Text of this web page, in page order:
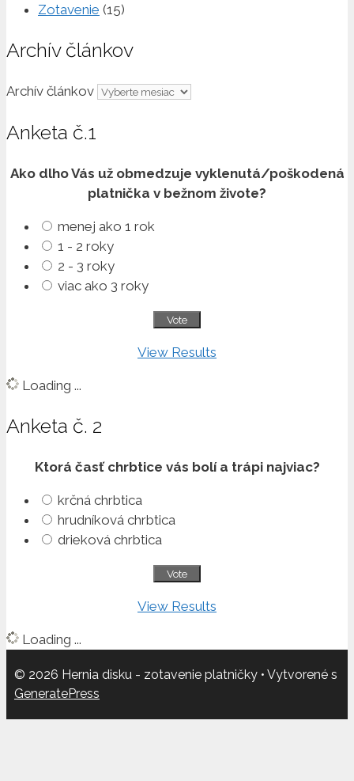
Zotavenie (15)
Archív článkov
Archív článkov
Anketa č.1
Ako dlho Vás už obmedzuje vyklenutá/poškodená
platnička v bežnom živote?
menej ako 1 rok
1 - 2 roky
2 - 3 roky
viac ako 3 roky
View Results
Loading ...
Anketa č. 2
Ktorá časť chrbtice vás bolí a trápi najviac?
krčná chrbtica
hrudníková chrbtica
drieková chrbtica
View Results
Loading ...
© 2026 Hernia disku - zotavenie platničky • Vytvorené s
GeneratePress